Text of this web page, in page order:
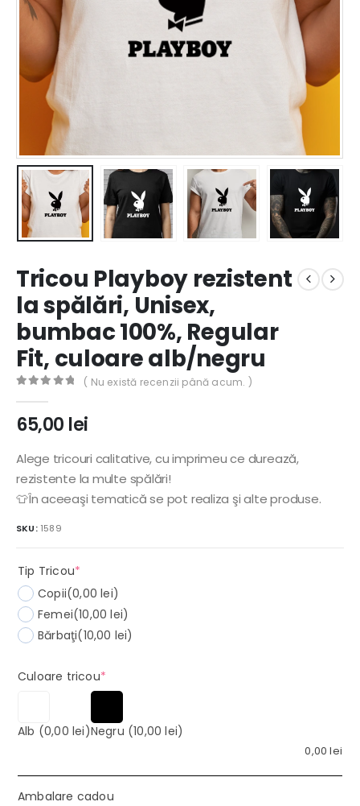
Tricou Playboy rezistent
la spălări, Unisex,
bumbac 100%, Regular
Fit, culoare alb/negru
( Nu există recenzii până acum. )
65,00 lei
Alege tricouri calitative, cu imprimeu ce durează,
rezistente la multe spălări!
👕În aceeaşi tematică se pot realiza şi alte produse.
SKU: 1589
Tip Tricou*
Copii(0,00 lei)
Femei(10,00 lei)
Bărbaţi(10,00 lei)
Culoare tricou*(required)
Alb (0,00 lei)Negru (10,00 lei)
0,00lei
Ambalare cadou